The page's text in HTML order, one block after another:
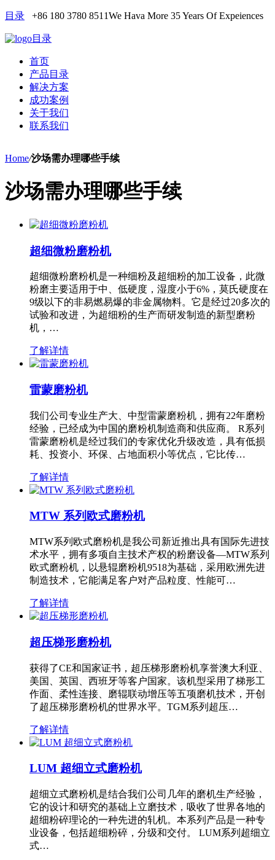
目录 +86 180 3780 8511We Hava More 35 Years Of Expeiences
目录
首页
产品目录
解决方案
成功案例
关于我们
联系我们
Home/沙场需办理哪些手续
沙场需办理哪些手续
超细微粉磨粉机
超细微粉磨粉机是一种细粉及超细粉的加工设备，此微
粉磨主要适用于中、低硬度，湿度小于6%，莫氏硬度在
9级以下的非易燃易爆的非金属物料。它是经过20多次的
试验和改进，为超细粉的生产而研发制造的新型磨粉
机，…
了解详情
雷蒙磨粉机
我们公司专业生产大、中型雷蒙磨粉机，拥有22年磨粉
经验，已经成为中国的磨粉机制造商和供应商。 R系列
雷蒙磨粉机是经过我们的专家优化升级改造，具有低损
耗、投资小、环保、占地面积小等优点，它比传…
了解详情
MTW 系列欧式磨粉机
MTW系列欧式磨粉机是我公司新近推出具有国际先进技
术水平，拥有多项自主技术产权的粉磨设备—MTW系列
欧式磨粉机，以悬辊磨粉机9518为基础，采用欧洲先进
制造技术，它能满足客户对产品粒度、性能可…
了解详情
超压梯形磨粉机
获得了CE和国家证书，超压梯形磨粉机享誉澳大利亚、
美国、英国、西班牙等客户国家。该机型采用了梯形工
作面、柔性连接、磨辊联动增压等五项磨机技术，开创
了超压梯形磨粉机的世界水平。TGM系列超压…
了解详情
LUM 超细立式磨粉机
超细立式磨粉机是结合我们公司几年的磨机生产经验，
它的设计和研究的基础上立磨技术，吸收了世界各地的
超细粉碎理论的一种先进的轧机。本系列产品是一种专
业设备，包括超细粉碎，分级和交付。 LUM系列超细立
式…